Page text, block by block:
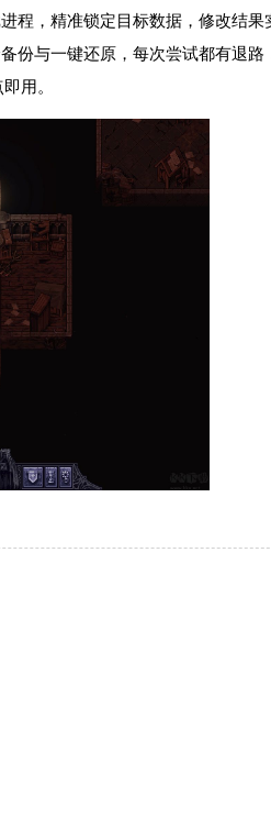
程，精准锁定目标数据，修改结果
份与一键还原，每次尝试都有退路
用。